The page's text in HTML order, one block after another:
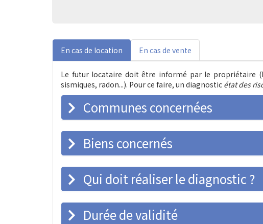
En cas de location En cas de vente
Le futur locataire doit être informé par le propriétaire
sismiques, radon...). Pour ce faire, un diagnostic état des
Communes concernées
Biens concernés
Qui doit réaliser le diagnostic ?
Durée de validité